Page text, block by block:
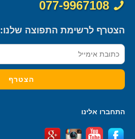
077-9967108
הצטרף לרשימת התפוצה שלנו:
התחברו אלינו